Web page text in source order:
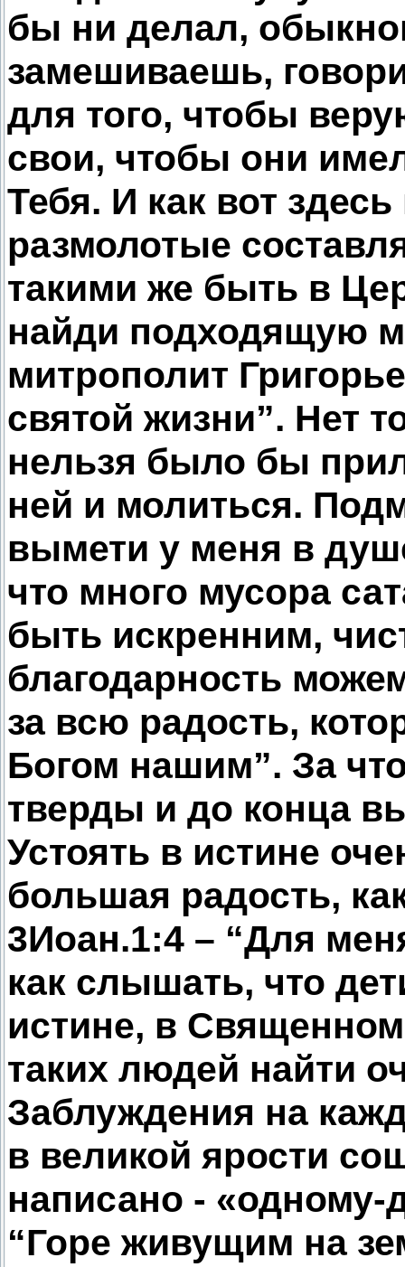
бы ни делал,
замешиваешь,
для того, чтобы
свои, чтобы они
Тебя. И как вот
размолотые
такими же быть в
найди подходящую
митрополит
святой жизни”. Нет
нельзя было бы
ней и молиться.
вымети у меня в
что много мусора
быть искренним,
благодарность
за всю радость,
Богом нашим”. За
тверды и до конца
Устоять в истине
большая радость,
3Иоан.1:4 – “Для
как слышать, что
истине, в
таких людей найти
Заблуждения на
в великой ярости
написано - «одному-
“Горе живущим на